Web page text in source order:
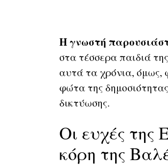
Η γνωστή
στα τέσσερα παιδιά
αυτά τα χρόνια, όμως,
φώτα της
δικτύωσης.
Οι ευχές της
κόρη της